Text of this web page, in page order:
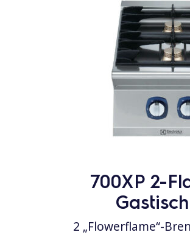
700XP 2-
2 „Flowerflame“-